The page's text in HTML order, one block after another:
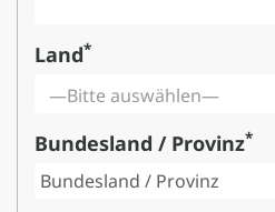
Land*
—Bitte auswählen—
Bundesland / Provinz*